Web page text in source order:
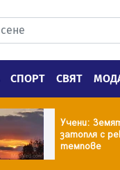
СПОРТ СВЯТ
Учени:
затопля с
темпове